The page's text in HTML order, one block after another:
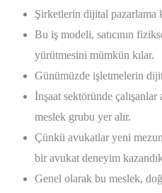
Şirketlerin dijital pazarlama
Bu iş modeli, satıcının
yürütmesini mümkün kılar.
Günümüzde işletmelerin
İnşaat sektöründe
meslek grubu yer alır.
Çünkü avukatlar yeni
bir avukat deneyim
Genel olarak bu meslek,